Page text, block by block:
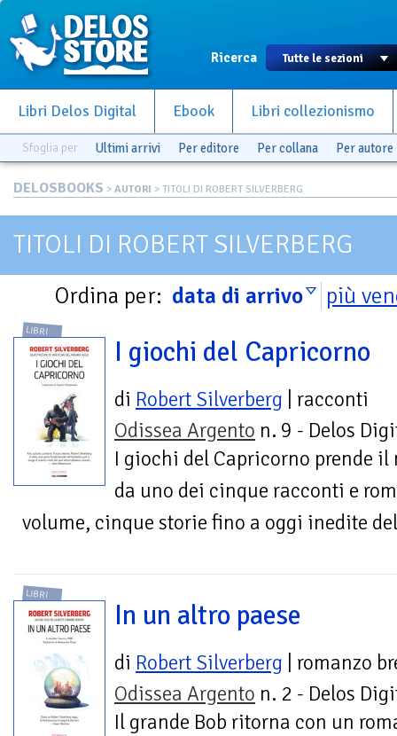
Ricerca
Libri Delos Digital Ebook Libri collezionismo
Sfoglia per Ultimi arrivi Per editore Per collana Per autore
DELOSBOOKS > AUTORI > TITOLI DI ROBERT SILVERBERG
TITOLI DI ROBERT SILVERBERG
Ordina per: data di arrivo più
LIBRI
I giochi del Capricorno
di Robert Silverberg | racconti
Odissea Argento n. 9 - Delos
I giochi del Capricorno prende il
da uno dei cinque racconti e
volume, cinque storie fino a oggi inedite
LIBRI
In un altro paese
di Robert Silverberg | romanzo
Odissea Argento n. 2 - Delos
Il grande Bob ritorna con un